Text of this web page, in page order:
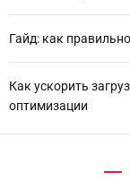
Гайд: как
Как ускорить
оптимизации